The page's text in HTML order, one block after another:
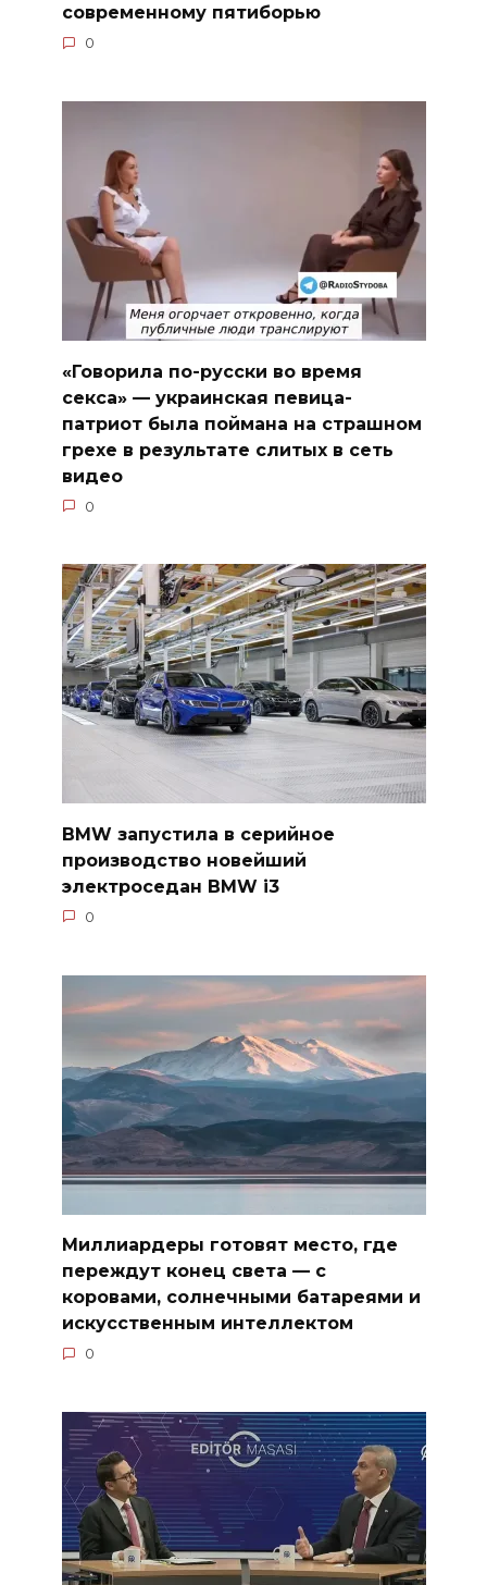
современному пятиборью
0
«Говорила по-русски во время
секса» — украинская певица-
патриот была поймана на страшном
грехе в результате слитых в сеть
видео
0
BMW запустила в серийное
производство новейший
электроседан BMW i3
0
Миллиардеры готовят место, где
переждут конец света — с
коровами, солнечными батареями и
искусственным интеллектом
0